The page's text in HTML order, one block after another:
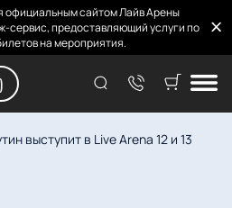
официальным сайтом Лайв Арены
сервис, предоставляющий услуги по
на мероприятия.
выступит в Live Arena 12 и 13